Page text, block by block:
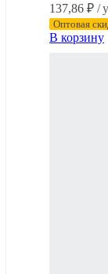
137,86 ₽ /
Оптовая
В корзину